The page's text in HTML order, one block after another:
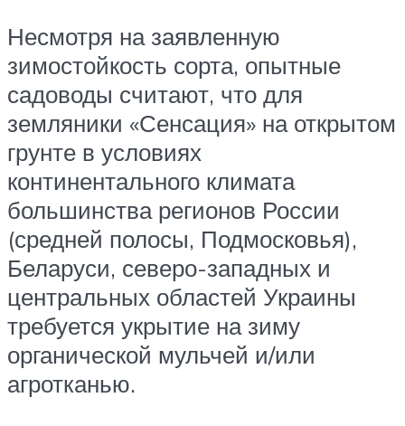
Несмотря на заявленную
зимостойкость сорта, опытные
садоводы считают, что для
земляники «Сенсация» на открытом
грунте в условиях
континентального климата
большинства регионов России
(средней полосы, Подмосковья),
Беларуси, северо-западных и
центральных областей Украины
требуется укрытие на зиму
органической мульчей и/или
агротканью.